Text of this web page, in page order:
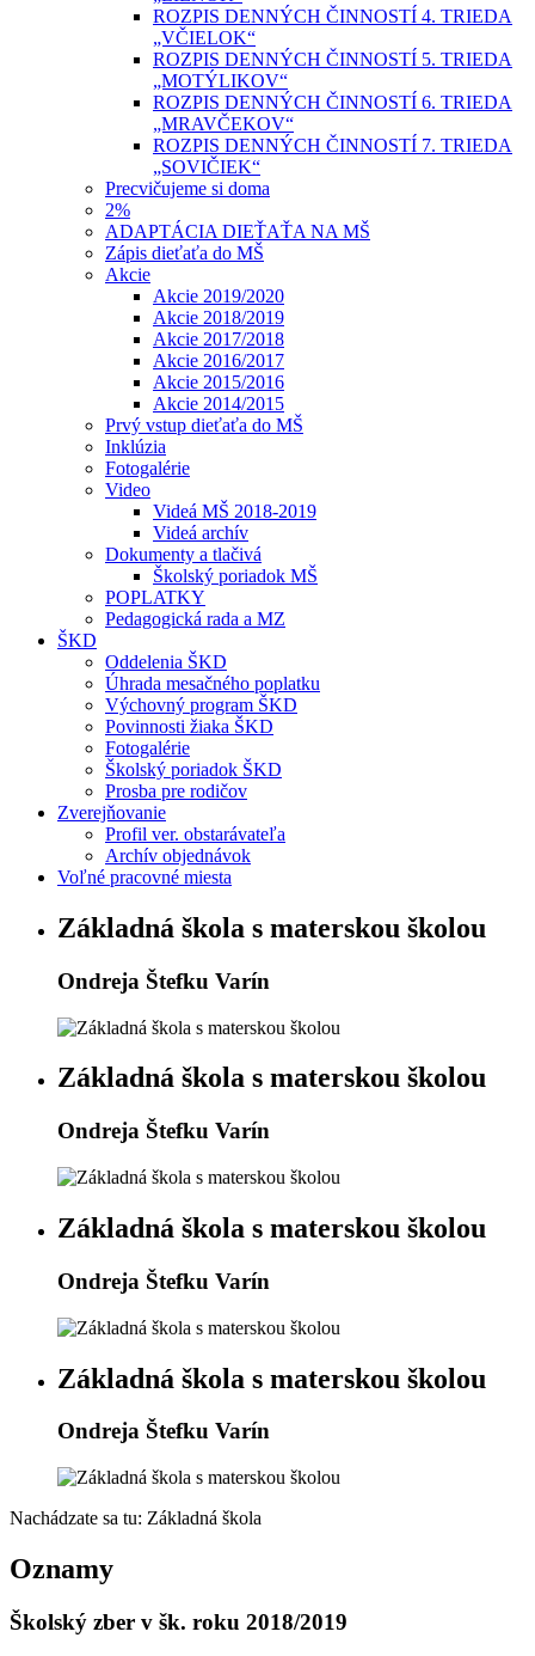
ROZPIS DENNÝCH ČINNOSTÍ 4. TRIEDA
„VČIELOK“
ROZPIS DENNÝCH ČINNOSTÍ 5. TRIEDA
„MOTÝLIKOV“
ROZPIS DENNÝCH ČINNOSTÍ 6. TRIEDA
„MRAVČEKOV“
ROZPIS DENNÝCH ČINNOSTÍ 7. TRIEDA
„SOVIČIEK“
Precvičujeme si doma
2%
ADAPTÁCIA DIEŤAŤA NA MŠ
Zápis dieťaťa do MŠ
Akcie
Akcie 2019/2020
Akcie 2018/2019
Akcie 2017/2018
Akcie 2016/2017
Akcie 2015/2016
Akcie 2014/2015
Prvý vstup dieťaťa do MŠ
Inklúzia
Fotogalérie
Video
Videá MŠ 2018-2019
Videá archív
Dokumenty a tlačivá
Školský poriadok MŠ
POPLATKY
Pedagogická rada a MZ
ŠKD
Oddelenia ŠKD
Úhrada mesačného poplatku
Výchovný program ŠKD
Povinnosti žiaka ŠKD
Fotogalérie
Školský poriadok ŠKD
Prosba pre rodičov
Zverejňovanie
Profil ver. obstarávateľa
Archív objednávok
Voľné pracovné miesta
Základná škola s materskou školou
Ondreja Štefku Varín
Základná škola s materskou školou
Ondreja Štefku Varín
Základná škola s materskou školou
Ondreja Štefku Varín
Základná škola s materskou školou
Ondreja Štefku Varín
Nachádzate sa tu: Základná škola
Oznamy
Školský zber v šk. roku 2018/2019